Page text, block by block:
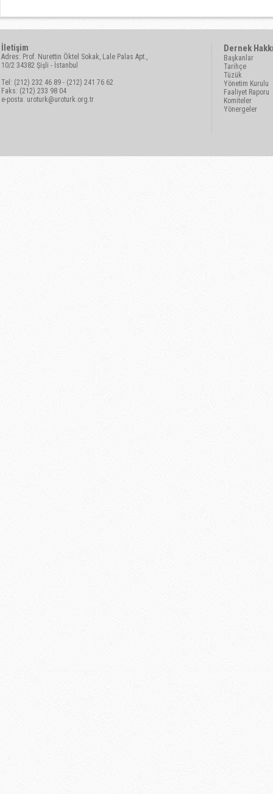
İletişim
Adres: Prof. Nurettin Öktel Sokak, Lale Palas Apt.,
10/2 34382 Şişli - İstanbul
Tel: (212) 232 46 89 - (212) 241 76 62
Faks: (212) 233 98 04
e-posta: uroturk@uroturk.org.tr
Dernek
Başkanlar
Tarihçe
Tüzük
Yönetim Kurulu
Faaliyet Raporu
Komiteler
Yönergeler